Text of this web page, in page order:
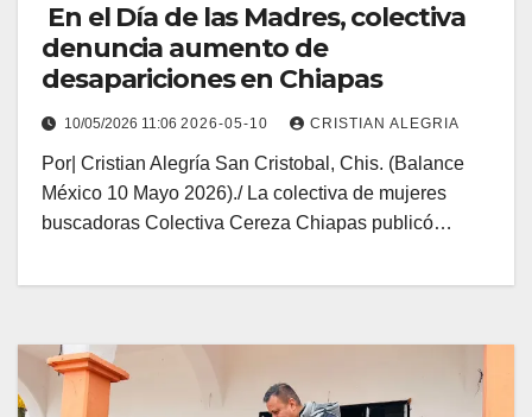
En el Día de las Madres, colectiva
denuncia aumento de
desapariciones en Chiapas
10/05/2026 11:06 2026-05-10 CRISTIAN ALEGRIA
Por| Cristian Alegría San Cristobal, Chis. (Balance
México 10 Mayo 2026)./ La colectiva de mujeres
buscadoras Colectiva Cereza Chiapas publicó…